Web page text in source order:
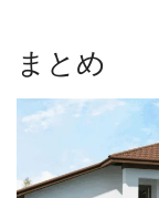
まとめ